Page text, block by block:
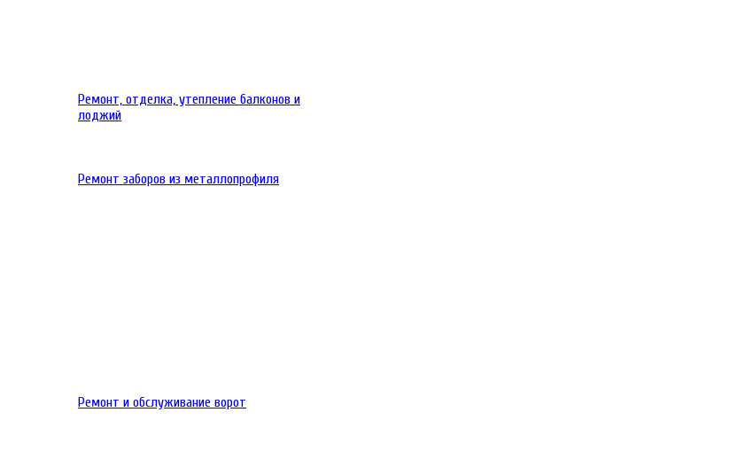
Ремонт, отделка, утепление балконов и
лоджий
Ремонт заборов из металлопрофиля
Ремонт и обслуживание ворот